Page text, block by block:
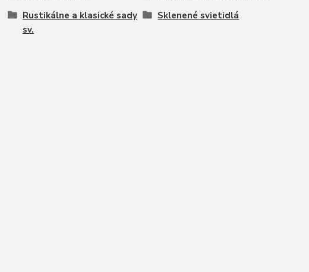
Rustikálne a klasické sady
sv.
Sklenené svietidlá